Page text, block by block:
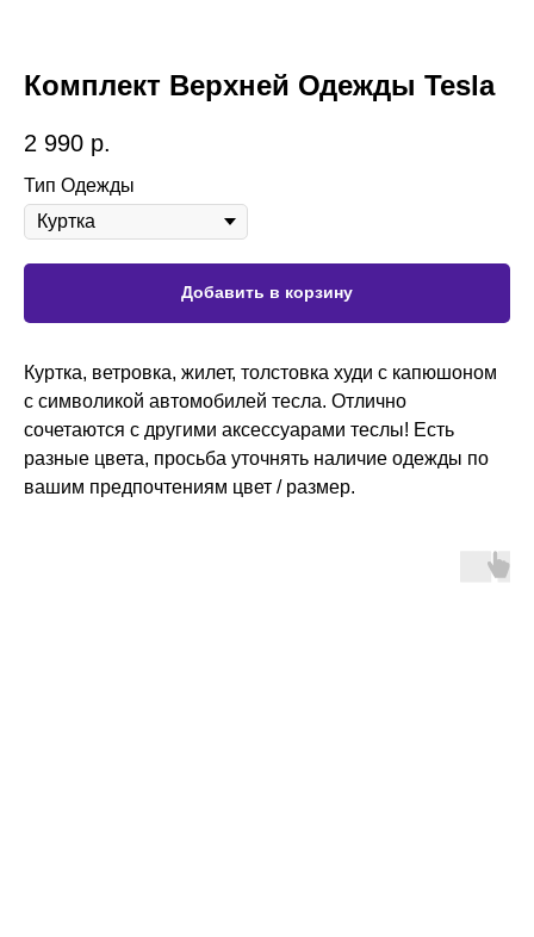
Комплект Верхней Одежды Tesla
2 990 р.
Тип Одежды
Добавить в корзину
Куртка, ветровка, жилет, толстовка худи с капюшоном
с символикой автомобилей тесла. Отлично
сочетаются с другими аксессуарами теслы! Есть
разные цвета, просьба уточнять наличие одежды по
вашим предпочтениям цвет / размер.